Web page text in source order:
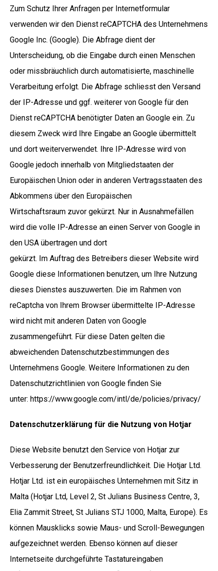
Zum Schutz Ihrer Anfragen per Internetformular
verwenden wir den Dienst reCAPTCHA des Unternehmens
Google Inc. (Google). Die Abfrage dient der
Unterscheidung, ob die Eingabe durch einen Menschen
oder missbräuchlich durch automatisierte, maschinelle
Verarbeitung erfolgt. Die Abfrage schliesst den Versand
der IP-Adresse und ggf. weiterer von Google für den
Dienst reCAPTCHA benötigter Daten an Google ein. Zu
diesem Zweck wird Ihre Eingabe an Google übermittelt
und dort weiterverwendet. Ihre IP-Adresse wird von
Google jedoch innerhalb von Mitgliedstaaten der
Europäischen Union oder in anderen Vertragsstaaten des
Abkommens über den Europäischen
Wirtschaftsraum zuvor gekürzt. Nur in Ausnahmefällen
wird die volle IP-Adresse an einen Server von Google in
den USA übertragen und dort
gekürzt. Im Auftrag des Betreibers dieser Website wird
Google diese Informationen benutzen, um Ihre Nutzung
dieses Dienstes auszuwerten. Die im Rahmen von
reCaptcha von Ihrem Browser übermittelte IP-Adresse
wird nicht mit anderen Daten von Google
zusammengeführt. Für diese Daten gelten die
abweichenden Datenschutzbestimmungen des
Unternehmens Google. Weitere Informationen zu den
Datenschutzrichtlinien von Google finden Sie
unter: https://www.google.com/intl/de/policies/privacy/
Datenschutzerklärung für die Nutzung von Hotjar
Diese Website benutzt den Service von Hotjar zur
Verbesserung der Benutzerfreundlichkeit. Die Hotjar Ltd.
Hotjar Ltd. ist ein europäisches Unternehmen mit Sitz in
Malta (Hotjar Ltd, Level 2, St Julians Business Centre, 3,
Elia Zammit Street, St Julians STJ 1000, Malta, Europe). Es
können Mausklicks sowie Maus- und Scroll-Bewegungen
aufgezeichnet werden. Ebenso können auf dieser
Internetseite durchgeführte Tastatureingaben